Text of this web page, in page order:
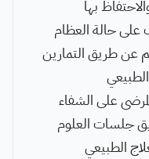
بها
حالة العظام
عن طريق التمارين
على الشفاء
جلسات العلوم
الطبيعي